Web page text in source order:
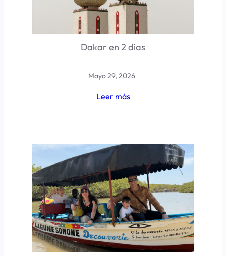
Dakar en 2 días
Mayo 29, 2026
Leer más